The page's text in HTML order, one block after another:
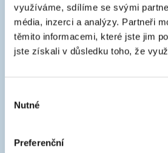
využíváme, sdílíme se svými
média, inzerci a analýzy. Partneři
těmito informacemi, které jste jim
jste získali v důsledku toho, že
souhlasu
Nutné
Preferenční
Odtieň
biely (1000) a bázy B, C a D
tónovacích